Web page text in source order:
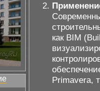
как BIM
Primavera,